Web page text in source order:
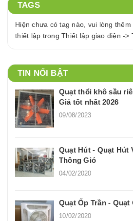
TAGS
Hiện chưa có tag nào, vui lòng
thiết lập trong Thiết lập giao diện ->
TIN NỔI BẬT
Quạt thổi khô sầu
Giá tốt nhất 2026
09/08/2023
Quạt Hút - Quạt Hút
Thông Gió
04/02/2020
Quạt Ốp Trần - Quạt
10/02/2020